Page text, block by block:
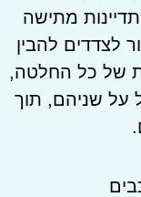
מתישה
לצדדים להבין
של כל החלטה,
על שניהם, תוך